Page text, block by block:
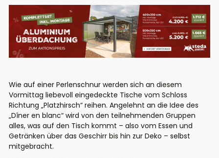
Wie auf einer Perlenschnur werden sich an diesem
Vormittag liebevoll eingedeckte Tische vom Schloss
Richtung „Platzhirsch“ reihen. Angelehnt an die Idee des
„Dîner en blanc“ wird von den teilnehmenden Gruppen
alles, was auf den Tisch kommt – also vom Essen und
Getränken über das Geschirr bis hin zur Deko – selbst
mitgebracht.